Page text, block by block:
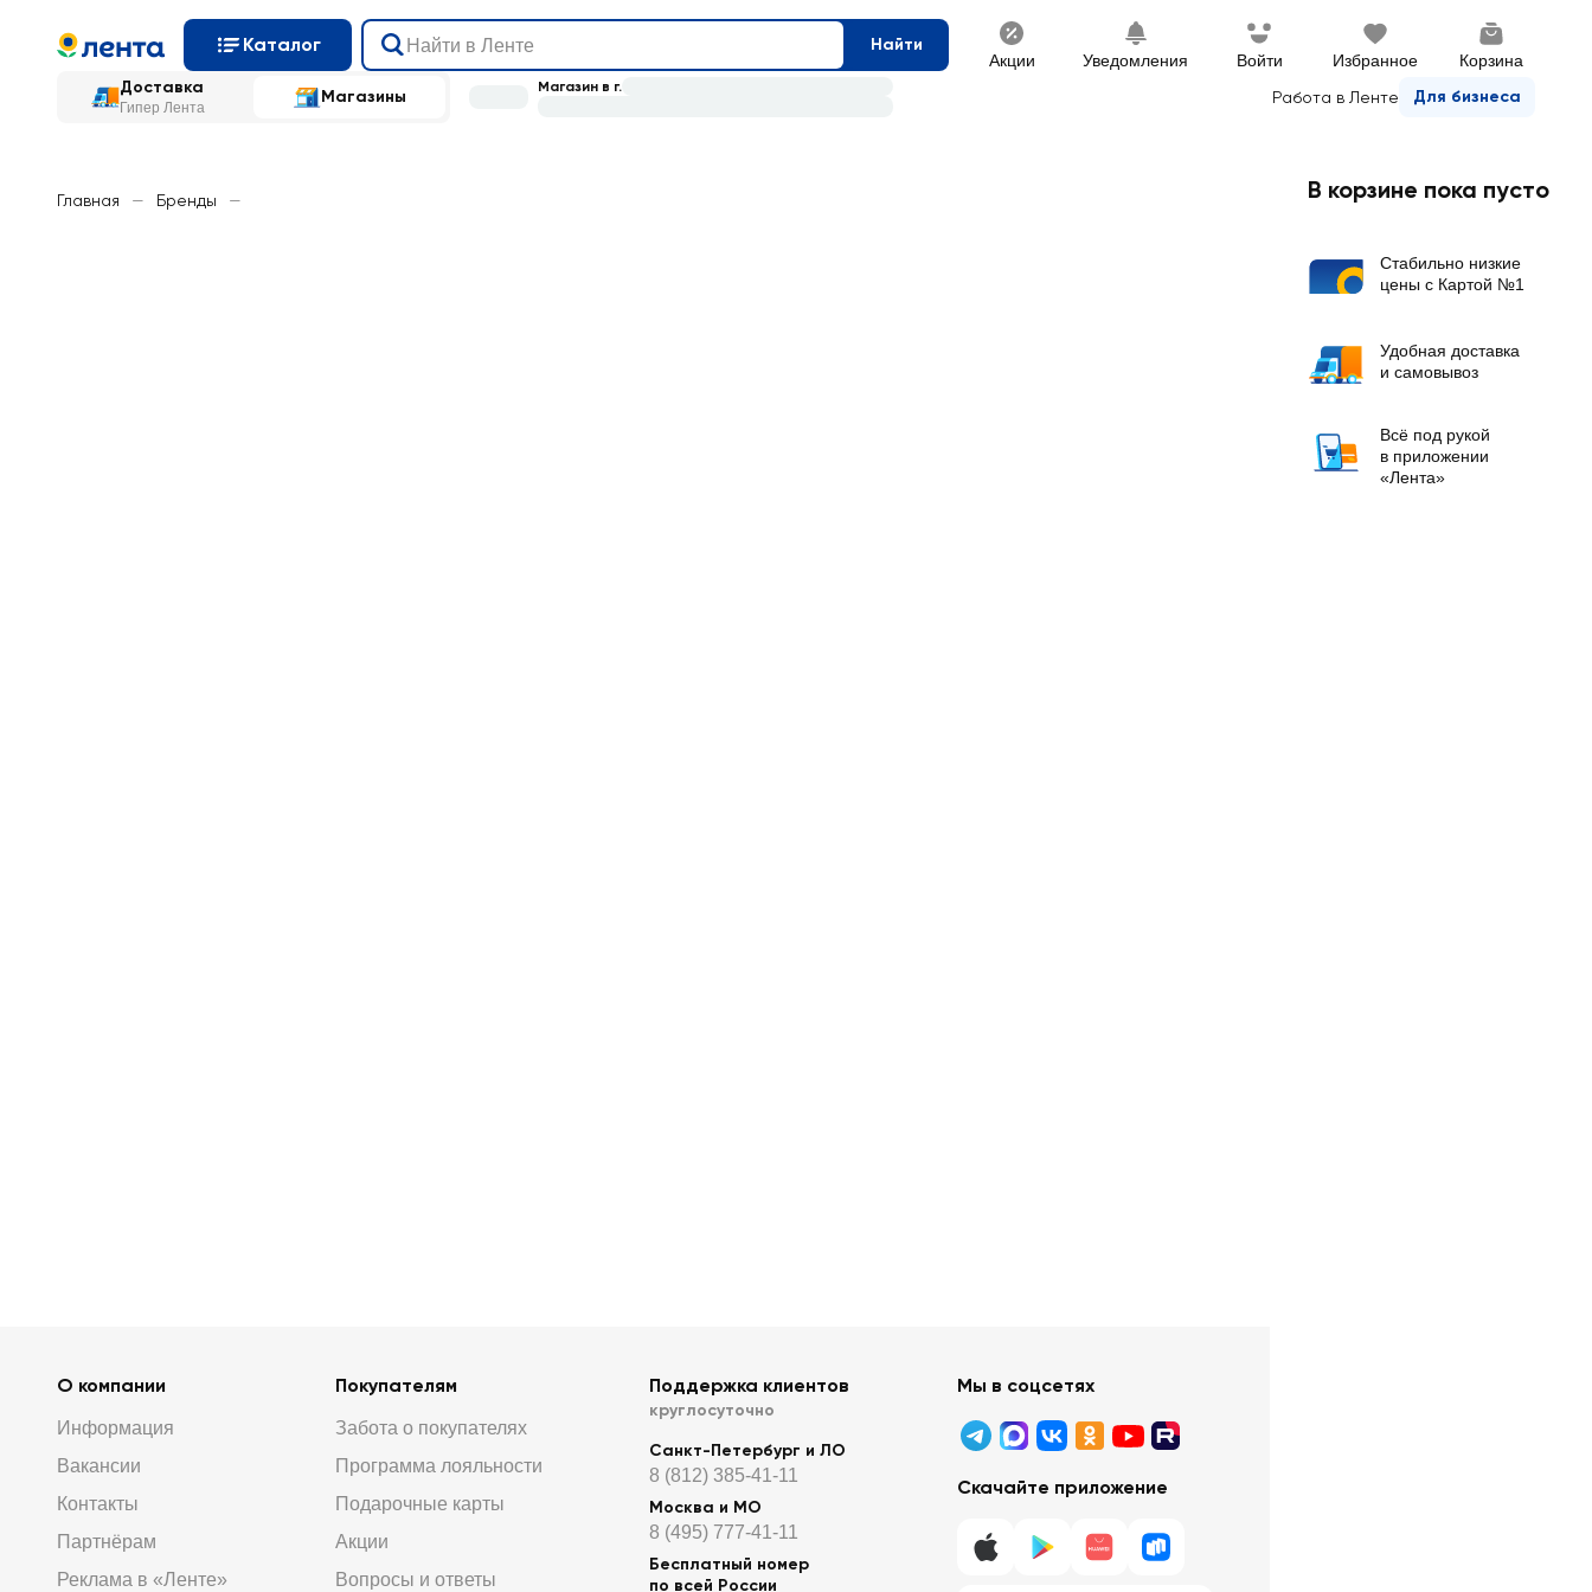
Каталог Найти
Акции Уведомления Войти Избранное Корзина
Доставка
Гипер Лента
Магазины Работа в Ленте Для бизнеса
Магазин в г.
Главная — Бренды —
О компании
Информация
Вакансии
Контакты
Партнёрам
Реклама в «Ленте»
Покупателям
Забота о покупателях
Программа лояльности
Подарочные карты
Акции
Вопросы и ответы
Поддержка клиентов
круглосуточно
Санкт-Петербург и ЛО
8 (812) 385-41-11
Москва и МО
8 (495) 777-41-11
Бесплатный номер
по всей России
Мы в соцсетях
Скачайте приложение
В корзине пока пусто
Стабильно низкие
цены с Картой №1
Удобная доставка
и самовывоз
Всё под рукой
в приложении
«Лента»